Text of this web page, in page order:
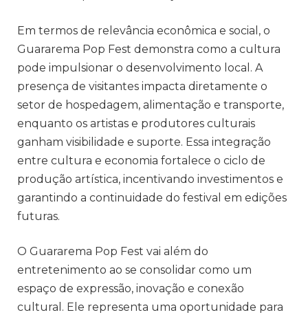
Em termos de relevância econômica e social, o
Guararema Pop Fest demonstra como a cultura
pode impulsionar o desenvolvimento local. A
presença de visitantes impacta diretamente o
setor de hospedagem, alimentação e transporte,
enquanto os artistas e produtores culturais
ganham visibilidade e suporte. Essa integração
entre cultura e economia fortalece o ciclo de
produção artística, incentivando investimentos e
garantindo a continuidade do festival em edições
futuras.
O Guararema Pop Fest vai além do
entretenimento ao se consolidar como um
espaço de expressão, inovação e conexão
cultural. Ele representa uma oportunidade para